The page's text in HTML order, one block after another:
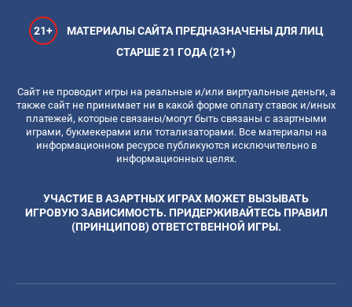
21+
МАТЕРИАЛЫ САЙТА ПРЕДНАЗНАЧЕНЫ ДЛЯ ЛИЦ
СТАРШЕ 21 ГОДА (21+)
Сайт не проводит игры на реальные и/или виртуальные деньги, а
также сайт не принимает ни в какой форме оплату ставок и/иных
платежей, которые связаны/могут быть связаны с азартными
играми, букмекерами или тотализаторами. Все материалы на
информационном ресурсе публикуются исключительно в
информационных целях.
УЧАСТИЕ В АЗАРТНЫХ ИГРАХ МОЖЕТ ВЫЗЫВАТЬ
ИГРОВУЮ ЗАВИСИМОСТЬ. ПРИДЕРЖИВАЙТЕСЬ ПРАВИЛ
(ПРИНЦИПОВ) ОТВЕТСТВЕННОЙ ИГРЫ.